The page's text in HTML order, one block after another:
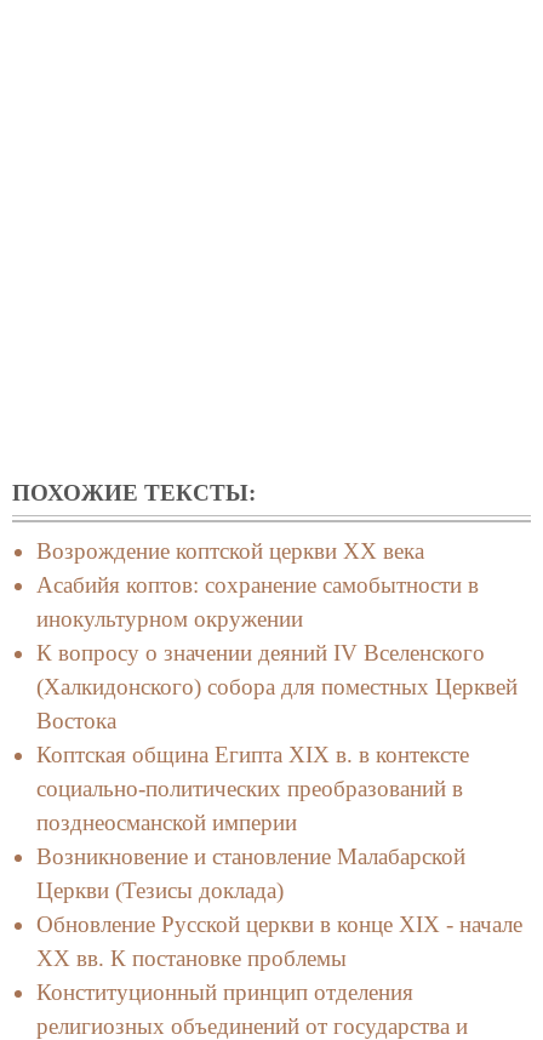
ПОХОЖИЕ ТЕКСТЫ:
Возрождение коптской церкви XX века
Асабийя коптов: сохранение самобытности в
инокультурном окружении
К вопросу о значении деяний IV Вселенского
(Халкидонского) собора для поместных Церквей
Востока
Коптская община Египта XIX в. в контексте
социально-политических преобразований в
позднеосманской империи
Возникновение и становление Малабарской
Церкви (Тезисы доклада)
Обновление Русской церкви в конце ХIX - начале
ХХ вв. К постановке проблемы
Конституционный принцип отделения
религиозных объединений от государства и